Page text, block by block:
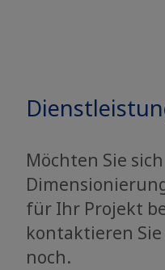
Möchten Sie
für Ihr Projekt
kontaktieren
noch.